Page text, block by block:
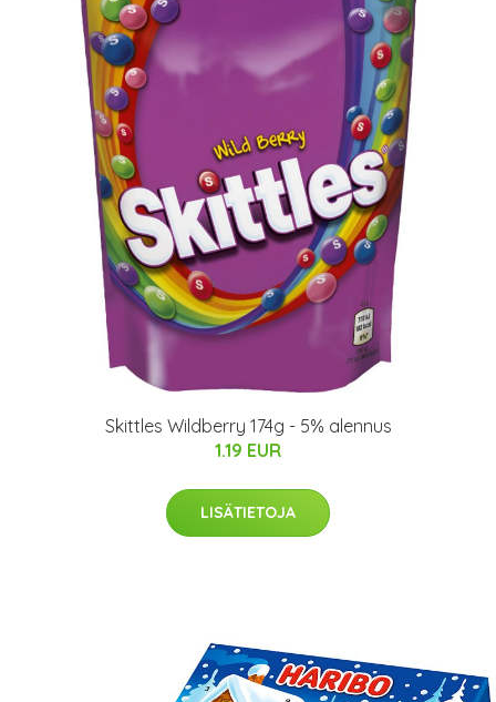
Skittles Wildberry 174g - 5% alennus
1.19 EUR
LISÄTIETOJA